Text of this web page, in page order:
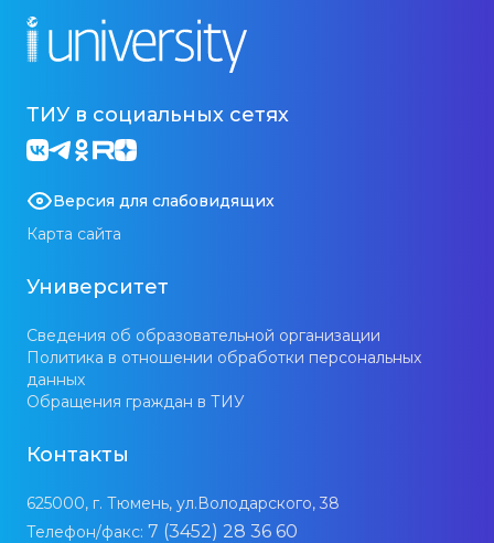
ТИУ в социальных сетях
Версия для слабовидящих
Карта сайта
Университет
Сведения об образовательной организации
Политика в отношении обработки персональных
данных
Обращения граждан в ТИУ
Контакты
625000, г. Тюмень, ул.Володарского, 38
Телефон/факс: 7 (3452) 28 36 60